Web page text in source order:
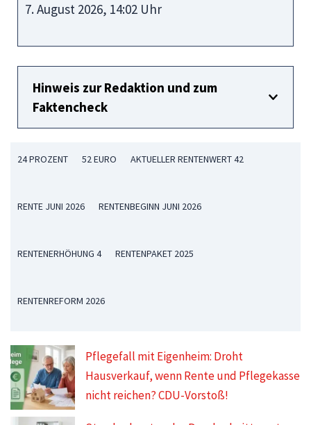
7. August 2026, 14:02 Uhr
Hinweis zur Redaktion und zum
Faktencheck
24 PROZENT 52 EURO AKTUELLER RENTENWERT 42
RENTE JUNI 2026 RENTENBEGINN JUNI 2026
RENTENERHÖHUNG 4 RENTENPAKET 2025
RENTENREFORM 2026
Pflegefall mit Eigenheim: Droht
Hausverkauf, wenn Rente und Pflegekasse
nicht reichen? CDU-Vorstoß!